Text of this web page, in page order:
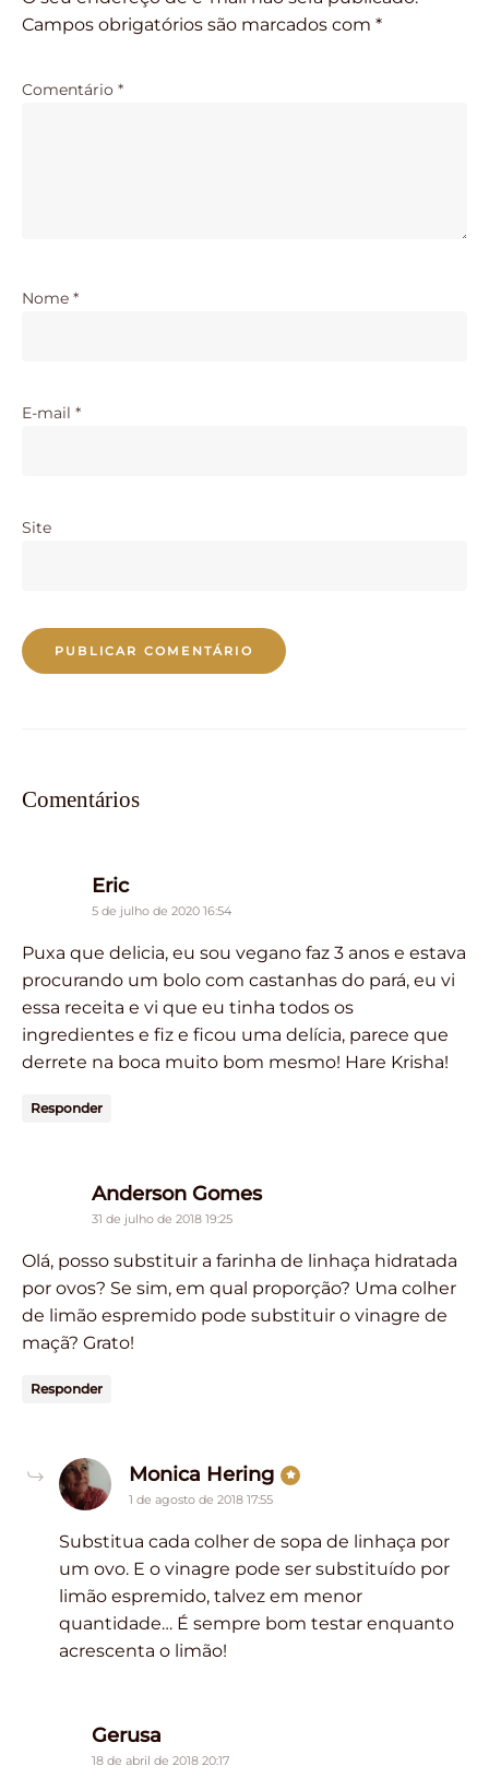
Campos obrigatórios são marcados com *
Comentário *
Nome *
E-mail *
Site
Comentários
Ericsays:
5 de julho de 2020 16:54
Puxa que delicia, eu sou vegano faz 3 anos e estava
procurando um bolo com castanhas do pará, eu vi
essa receita e vi que eu tinha todos os
ingredientes e fiz e ficou uma delícia, parece que
derrete na boca muito bom mesmo! Hare Krisha!
Responder
Anderson Gomessays:
31 de julho de 2018 19:25
Olá, posso substituir a farinha de linhaça hidratada
por ovos? Se sim, em qual proporção? Uma colher
de limão espremido pode substituir o vinagre de
maçã? Grato!
Responder
Monica Hering says:
1 de agosto de 2018 17:55
Substitua cada colher de sopa de linhaça por
um ovo. E o vinagre pode ser substituído por
limão espremido, talvez em menor
quantidade… É sempre bom testar enquanto
acrescenta o limão!
Gerusa
18 de abril de 2018 20:17